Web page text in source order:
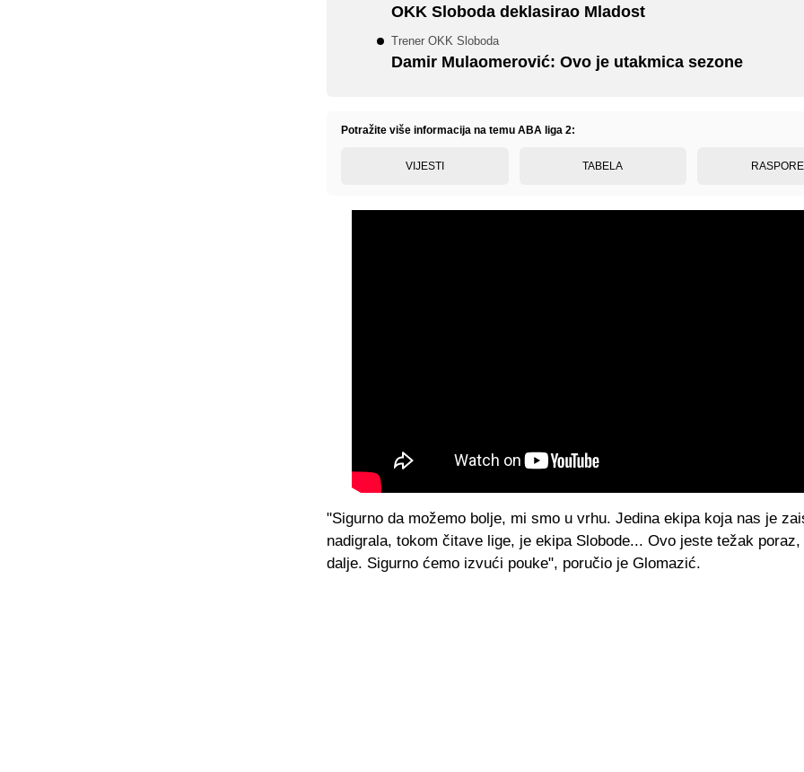
OKK Sloboda deklasirao Mladost
Trener OKK Sloboda
Damir Mulaomerović: Ovo je utakmica sezone
Potražite više informacija na temu ABA liga 2:
VIJESTI TABELA
"Sigurno da možemo bolje, mi smo u vrhu. Jedina ekipa koja nas je
nadigrala, tokom čitave lige, je ekipa Slobode... Ovo jeste težak
dalje. Sigurno ćemo izvući pouke", poručio je Glomazić.